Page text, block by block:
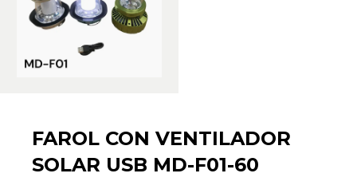
FAROL CON VENTILADOR
SOLAR USB MD-F01-60